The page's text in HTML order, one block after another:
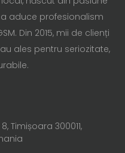
aduce profesionalism
Din 2015, mii de clienți
ales pentru seriozitate,
Timișoara 300011,